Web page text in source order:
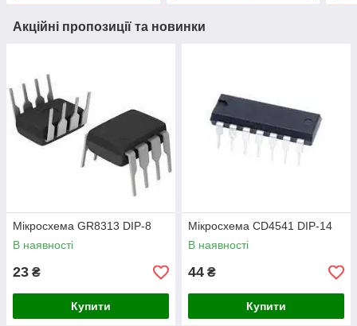
Акційні пропозиції та новинки
Мікросхема GR8313 DIP-8
В наявності
23 ₴
Купити
Мікросхема СD4541 DIP-14
В наявності
44 ₴
Купити